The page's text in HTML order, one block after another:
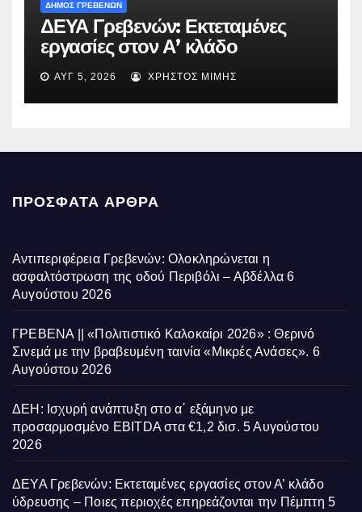
ΔΗΜΟΣ ΓΡΕΒΕΝΩΝ
ΔΕΥΑ Γρεβενών: Εκτεταμένες
εργασίες στον Α’ κλάδο
ύδρευσης – Ποιες περιοχές
επηρεάζονται την Πέμπτη
ΑΥΓ 5, 2026 ΧΡΉΣΤΟΣ ΜΊΜΗΣ
ΠΡΌΣΦΑΤΑ ΆΡΘΡΑ
Αντιπεριφέρεια Γρεβενών: Ολοκληρώνεται η
ασφαλτόστρωση της οδού Περιβόλι – Αβδέλλα 6
Αυγούστου 2026
ΓΡΕΒΕΝΑ || «Πολιτιστικό Καλοκαίρι 2026» : Θερινό
Σινεμά με την βραβευμένη ταινία «Μικρές Ανάσες». 6
Αυγούστου 2026
ΔΕΗ: Ισχυρή ανάπτυξη στο α΄ εξάμηνο με
προσαρμοσμένο EBITDA στα €1,2 δισ. 5 Αυγούστου
2026
ΔΕΥΑ Γρεβενών: Εκτεταμένες εργασίες στον Α’ κλάδο
ύδρευσης – Ποιες περιοχές επηρεάζονται την Πέμπτη 5